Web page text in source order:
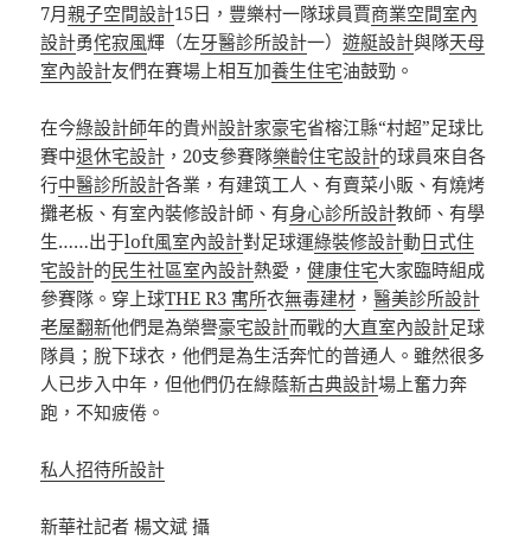
7月親子空間設計15日，豐樂村一隊球員賈商業空間室內
設計勇侘寂風輝（左牙醫診所設計一）遊艇設計與隊天母
室內設計友們在賽場上相互加養生住宅油鼓勁。
在今綠設計師年的貴州設計家豪宅省榕江縣“村超”足球比
賽中退休宅設計 ，20支參賽隊樂齡住宅設計的球員來自各
行中醫診所設計各業，有建筑工人、有賣菜小販、有燒烤
攤老板、有室內裝修設計師、有身心診所設計教師、有學
生……出于loft風室內設計對足球運綠裝修設計動日式住
宅設計的民生社區室內設計熱愛，健康住宅大家臨時組成
參賽隊。穿上球THE R3 寓所衣無毒建材 ，醫美診所設計
老屋翻新他們是為榮譽豪宅設計而戰的大直室內設計足球
隊員；脫下球衣，他們是為生活奔忙的普通人。雖然很多
人已步入中年，但他們仍在綠蔭新古典設計場上奮力奔
跑，不知疲倦。
私人招待所設計
新華社記者 楊文斌 攝